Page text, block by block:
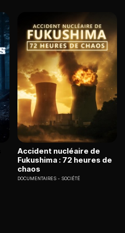
Accident nucléaire de
Fukushima : 72 heures de
chaos
DOCUMENTAIRES SOCIÉTÉ